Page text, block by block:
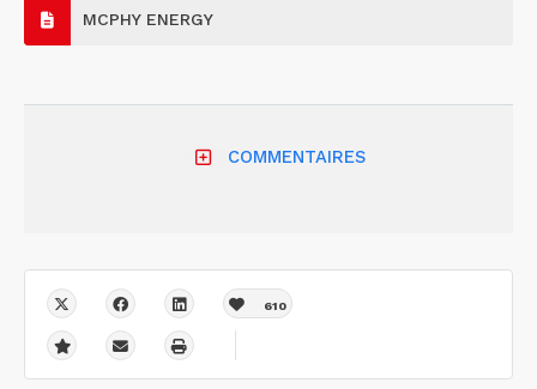
MCPHY ENERGY
COMMENTAIRES
610